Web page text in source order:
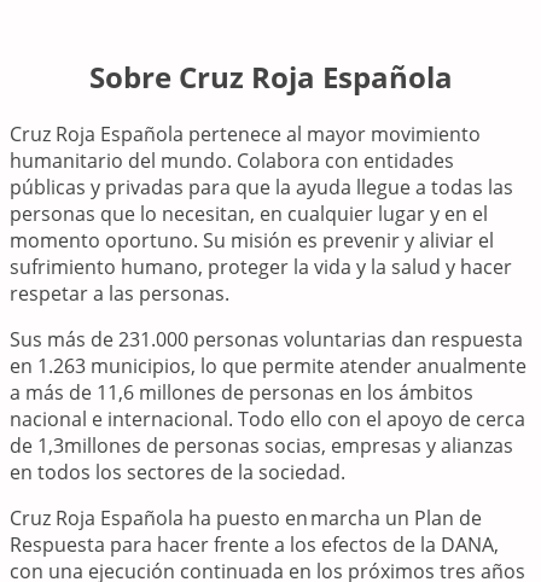
Sobre Cruz Roja Española
Cruz Roja Española pertenece al mayor movimiento
humanitario del mundo. Colabora con entidades
públicas y privadas para que la ayuda llegue a todas las
personas que lo necesitan, en cualquier lugar y en el
momento oportuno. Su misión es prevenir y aliviar el
sufrimiento humano, proteger la vida y la salud y hacer
respetar a las personas.
Sus más de 231.000 personas voluntarias dan respuesta
en 1.263 municipios, lo que permite atender anualmente
a más de 11,6 millones de personas en los ámbitos
nacional e internacional. Todo ello con el apoyo de cerca
de 1,3millones de personas socias, empresas y alianzas
en todos los sectores de la sociedad.
Cruz Roja Española ha puesto en marcha un Plan de
Respuesta para hacer frente a los efectos de la DANA,
con una ejecución continuada en los próximos tres años